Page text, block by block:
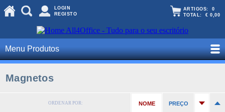
LOGIN
REGISTO
ARTIGOS: 0
TOTAL: € 0,00
Menu Produtos
Magnetos
ORDENAR POR: NOME PREÇO